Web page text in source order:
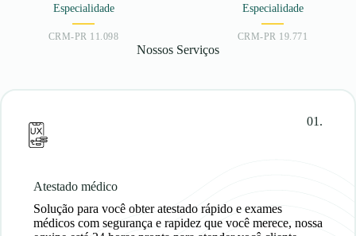
Especialidade
CRM-PR 11.098
Especialidade
CRM-PR 19.771
Nossos Serviços
01.
Atestado médico
Solução para você obter atestado rápido e exames
médicos com segurança e rapidez que você merece, nossa